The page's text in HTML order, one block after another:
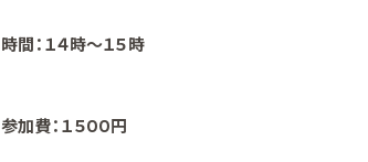
時間：１４時〜１５時
参加費：１５００円